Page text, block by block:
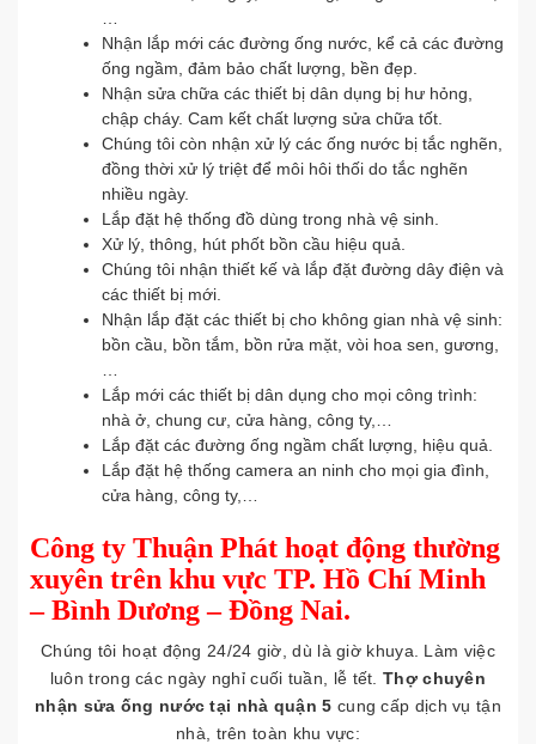
Nhận lắp mới các đường ống nước, kể cả các đường
ống ngầm, đảm bảo chất lượng, bền đẹp.
Nhận sửa chữa các thiết bị dân dụng bị hư hỏng,
chập cháy. Cam kết chất lượng sửa chữa tốt.
Chúng tôi còn nhận xử lý các ống nước bị tắc nghẽn,
đồng thời xử lý triệt để môi hôi thối do tắc nghẽn
nhiều ngày.
Lắp đặt hệ thống đồ dùng trong nhà vệ sinh.
Xử lý, thông, hút phốt bồn cầu hiệu quả.
Chúng tôi nhận thiết kế và lắp đặt đường dây điện và
các thiết bị mới.
Nhận lắp đặt các thiết bị cho không gian nhà vệ sinh:
bồn cầu, bồn tắm, bồn rửa mặt, vòi hoa sen, gương,
Lắp mới các thiết bị dân dụng cho mọi công trình:
nhà ở, chung cư, cửa hàng, công ty,…
Lắp đặt các đường ống ngầm chất lượng, hiệu quả.
Lắp đặt hệ thống camera an ninh cho mọi gia đình,
cửa hàng, công ty,…
Công ty Thuận Phát hoạt động thường
xuyên trên khu vực TP. Hồ Chí Minh
– Bình Dương – Đồng Nai.
Chúng tôi hoạt động 24/24 giờ, dù là giờ khuya. Làm việc
luôn trong các ngày nghỉ cuối tuần, lễ tết.Thợ chuyên
nhận sửa ống nước tại nhà quận 5 cung cấp dịch vụ tận
nhà, trên toàn khu vực: